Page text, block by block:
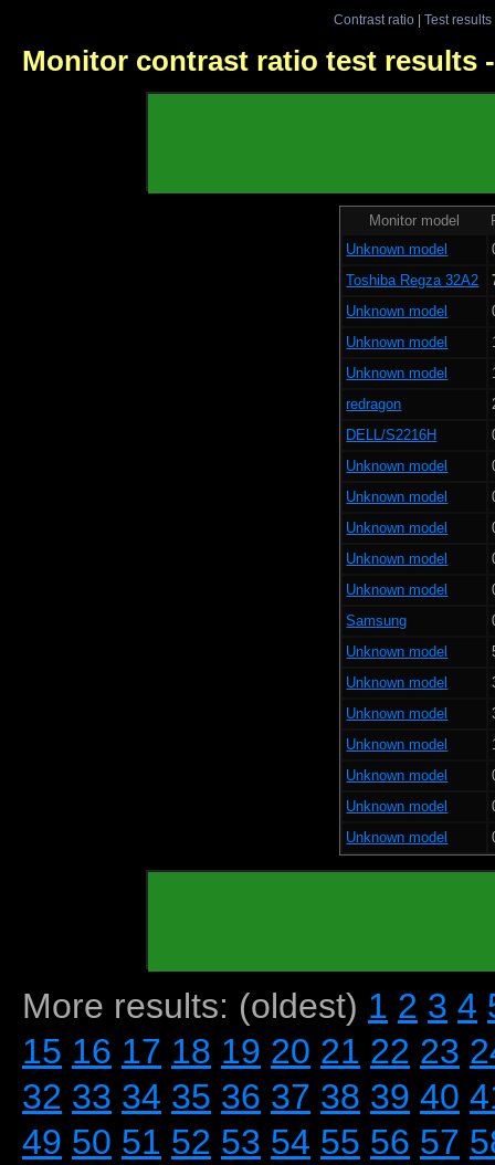
Contrast ratio| Test results
Monitor contrast ratio test results
Monitor model
Unknown model
Toshiba Regza 32A2
Unknown model
Unknown model
Unknown model
redragon
DELL/S2216H
Unknown model
Unknown model
Unknown model
Unknown model
Unknown model
Samsung
Unknown model
Unknown model
Unknown model
Unknown model
Unknown model
Unknown model
Unknown model
More results: (oldest) 1 2 3 4
15 16 17 18 19 20 21 22 23
32 33 34 35 36 37 38 39 40
49 50 51 52 53 54 55 56 57